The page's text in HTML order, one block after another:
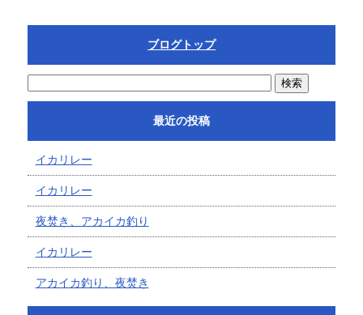
ブログトップ
最近の投稿
イカリレー
イカリレー
夜焚き、アカイカ釣り
イカリレー
アカイカ釣り、夜焚き